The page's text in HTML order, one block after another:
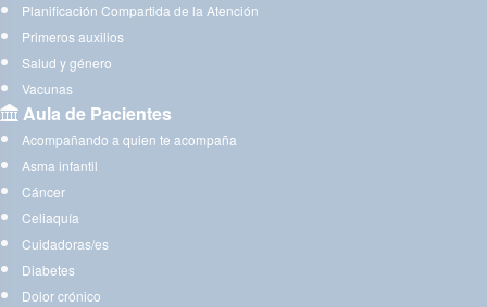
Planificación Compartida de la Atención
Primeros auxilios
Salud y género
Vacunas
Aula de Pacientes
Acompañando a quien te acompaña
Asma infantil
Cáncer
Celiaquía
Cuidadoras/es
Diabetes
Dolor crónico